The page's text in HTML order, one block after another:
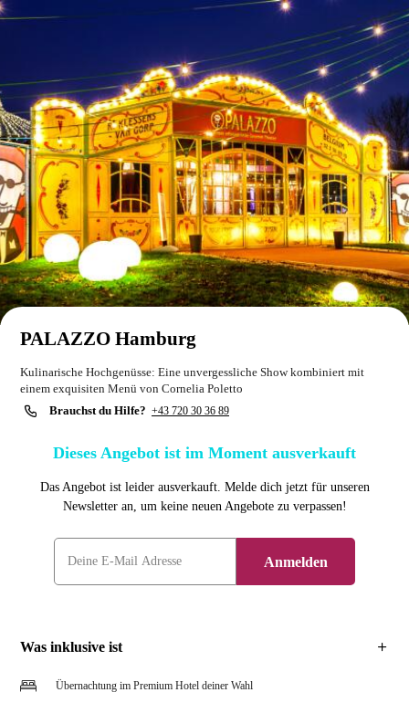
PALAZZO Hamburg
Kulinarische Hochgenüsse: Eine unvergessliche Show kombiniert mit
einem exquisiten Menü von Cornelia Poletto
Brauchst du Hilfe? +43 720 30 36 89
Dieses Angebot ist im Moment ausverkauft
Das Angebot ist leider ausverkauft. Melde dich jetzt für unseren
Newsletter an, um keine neuen Angebote zu verpassen!
Anmelden
Was inklusive ist
Übernachtung im Premium Hotel deiner Wahl